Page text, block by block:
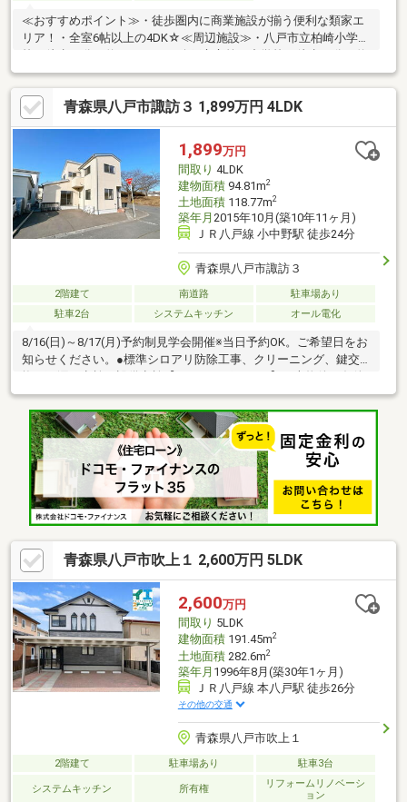
≪おすすめポイント≫・徒歩圏内に商業施設が揃う便利な類家エ
リア！・全室6帖以上の4DK☆≪周辺施設≫・八戸市立柏崎小学
740m）・コープあおもりるいけ店 徒歩6分（約420m）
青森県八戸市諏訪３ 1,899万円 4LDK
1,899万円
間取り 4LDK
建物面積94.81m2
土地面積118.77m2
築年月 2015年10月(築10年11ヶ月)
ＪＲ八戸線 小中野駅 徒歩24分
青森県八戸市諏訪３
2階建て 南道路
駐車場あり
駐車2台
システムキッチン オール電化
8/16(日)～8/17(月)予約制見学会開催※当日予約OK。ご希望日をお
知らせください。●標準シロアリ防除工事、クリーニング、鍵交
により住宅ローン減税が適用されます。・雨漏り、構造上主要な
部分の欠陥や・腐食、給排水管の故障や漏水についてお引渡しよ
り２年間保証・シロアリ防除工事施工後5年間保証・お客様に合わ
せたローンの組み方や金融機関をご提案。住宅ローンが初めての
方でもお気軽にご相談ください
青森県八戸市吹上１ 2,600万円 5LDK
2,600万円
間取り 5LDK
建物面積191.45m2
土地面積282.6m2
築年月 1996年8月(築30年1ヶ月)
ＪＲ八戸線 本八戸駅 徒歩26分
その他の交通
青森県八戸市吹上１
2階建て 駐車場あり 駐車3台
システムキッチン 所有権
リフォームリノベーシ
ョン